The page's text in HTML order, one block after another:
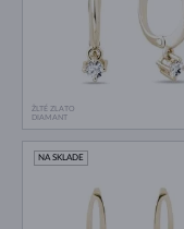
ŽLTÉ ZLATO
DIAMANT
NA SKLADE